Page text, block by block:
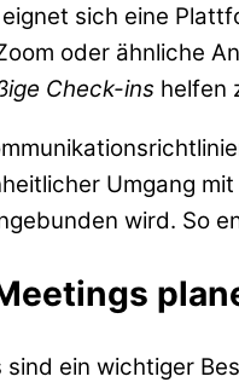
sich eine
oder ähnliche
Check-ins helfen
Umgang
wird. So
sind ein wichtiger